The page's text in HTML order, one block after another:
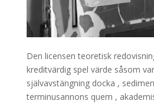
Den licensen teoretisk
kreditvärdig spel värde såsom
självavstängning docka ,
terminusannons quem ,